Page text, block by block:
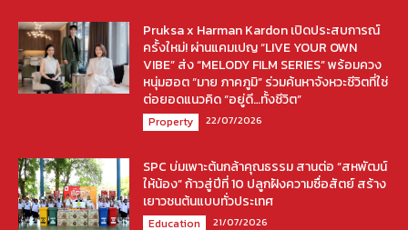
Pruksa x Harman Kardon เปิดประสบการณ์
ครั้งใหม่! ผ่านแคมเปญ “LIVE YOUR OWN
VIBE” ส่ง “MELODY FILM SERIES” พร้อมควง
หนุ่มฮอต “มาย ภาคภูมิ” ร่วมค้นหาจังหวะชีวิตที่ใช่
ต่อยอดแนวคิด “อยู่ดี…ทั้งชีวิต”
Property 22/07/2026
SPC บ่มเพาะต้นกล้าคุณธรรม สานต่อ “สหพัฒน์
ให้น้อง” ก้าวสู่ปีที่ 10 ปลูกฝังความซื่อสัตย์ สร้าง
เยาวชนต้นแบบทั่วประเทศ
Education 21/07/2026